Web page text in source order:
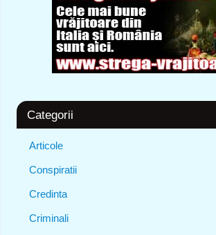
Categorii
Articole
Conspiratii
Credinta
Criminali